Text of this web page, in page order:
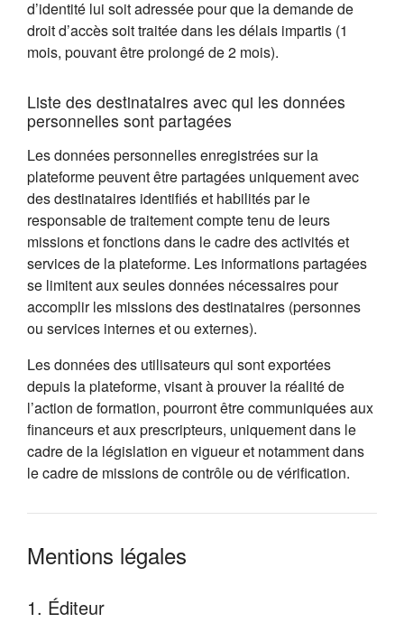
d’identité lui soit adressée pour que la demande de
droit d’accès soit traitée dans les délais impartis (1
mois, pouvant être prolongé de 2 mois).
Liste des destinataires avec qui les données
personnelles sont partagées
Les données personnelles enregistrées sur la
plateforme peuvent être partagées uniquement avec
des destinataires identifiés et habilités par le
responsable de traitement compte tenu de leurs
missions et fonctions dans le cadre des activités et
services de la plateforme. Les informations partagées
se limitent aux seules données nécessaires pour
accomplir les missions des destinataires (personnes
ou services internes et ou externes).
Les données des utilisateurs qui sont exportées
depuis la plateforme, visant à prouver la réalité de
l’action de formation, pourront être communiquées aux
financeurs et aux prescripteurs, uniquement dans le
cadre de la législation en vigueur et notamment dans
le cadre de missions de contrôle ou de vérification.
Mentions légales
1. Éditeur